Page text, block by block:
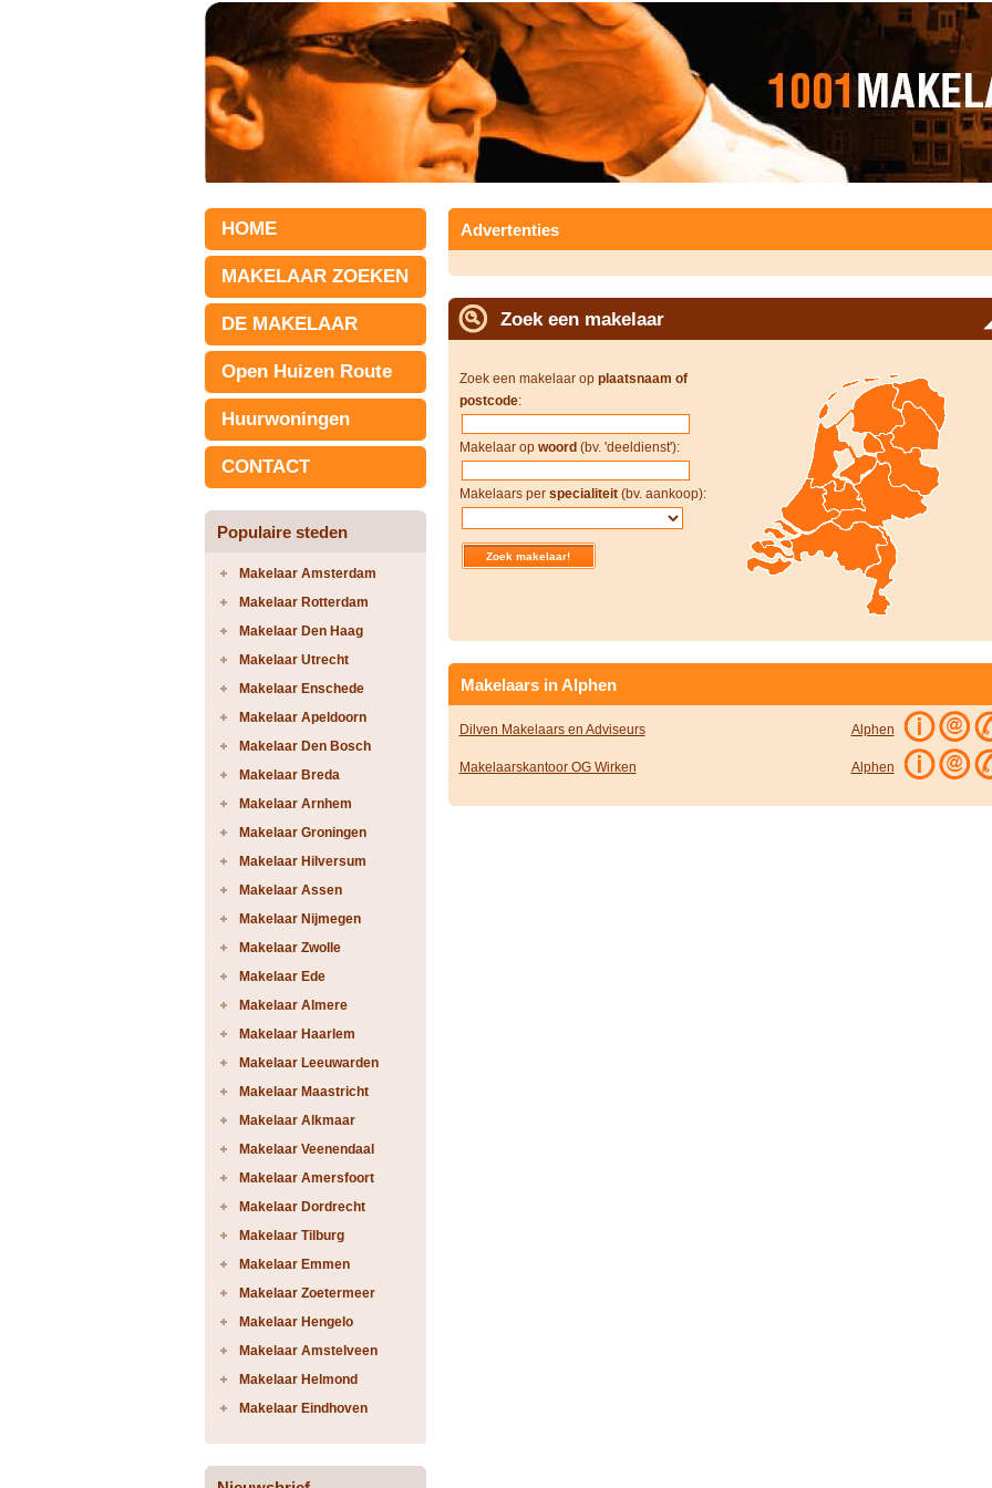
HOME
MAKELAAR ZOEKEN
DE MAKELAAR
Open Huizen Route
Huurwoningen
CONTACT
Populaire steden
Makelaar Amsterdam
Makelaar Rotterdam
Makelaar Den Haag
Makelaar Utrecht
Makelaar Enschede
Makelaar Apeldoorn
Makelaar Den Bosch
Makelaar Breda
Makelaar Arnhem
Makelaar Groningen
Makelaar Hilversum
Makelaar Assen
Makelaar Nijmegen
Makelaar Zwolle
Makelaar Ede
Makelaar Almere
Makelaar Haarlem
Makelaar Leeuwarden
Makelaar Maastricht
Makelaar Alkmaar
Makelaar Veenendaal
Makelaar Amersfoort
Makelaar Dordrecht
Makelaar Tilburg
Makelaar Emmen
Makelaar Zoetermeer
Makelaar Hengelo
Makelaar Amstelveen
Makelaar Helmond
Makelaar Eindhoven
Advertenties
Zoek een makelaar
Zoek een makelaar op plaatsnaam of
postcode:
Makelaar op woord (bv. 'deeldienst'):
Makelaars per specialiteit(bv. aankoop):
Makelaars in Alphen
Dilven Makelaars en Adviseurs Alphen
Makelaarskantoor OG Wirken Alphen